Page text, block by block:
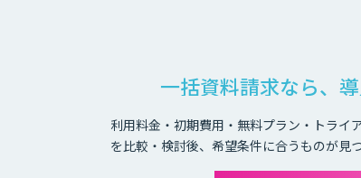
一括資料請求なら、
利用料金・初期費用・無料プラン・トライ
を比較・検討後、希望条件に合うものが見